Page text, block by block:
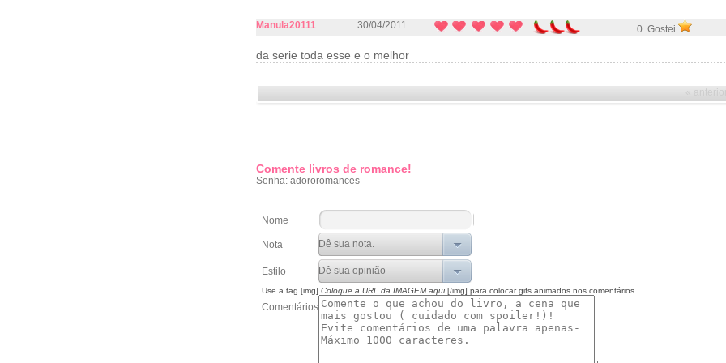
Manula20111 30/04/2011 0 Gostei
da serie toda esse e o melhor
« anterior
Comente livros de romance!
Senha: adororomances
Nome
Nota
Estilo
Use a tag [img] Coloque a URL da IMAGEM aqui[/img] para colocar gifs animados nos comentários.
Comentários